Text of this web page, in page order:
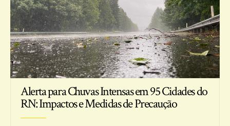
Alerta para Chuvas Intensas em 95 Cidades do
RN: Impactos e Medidas de Precaução